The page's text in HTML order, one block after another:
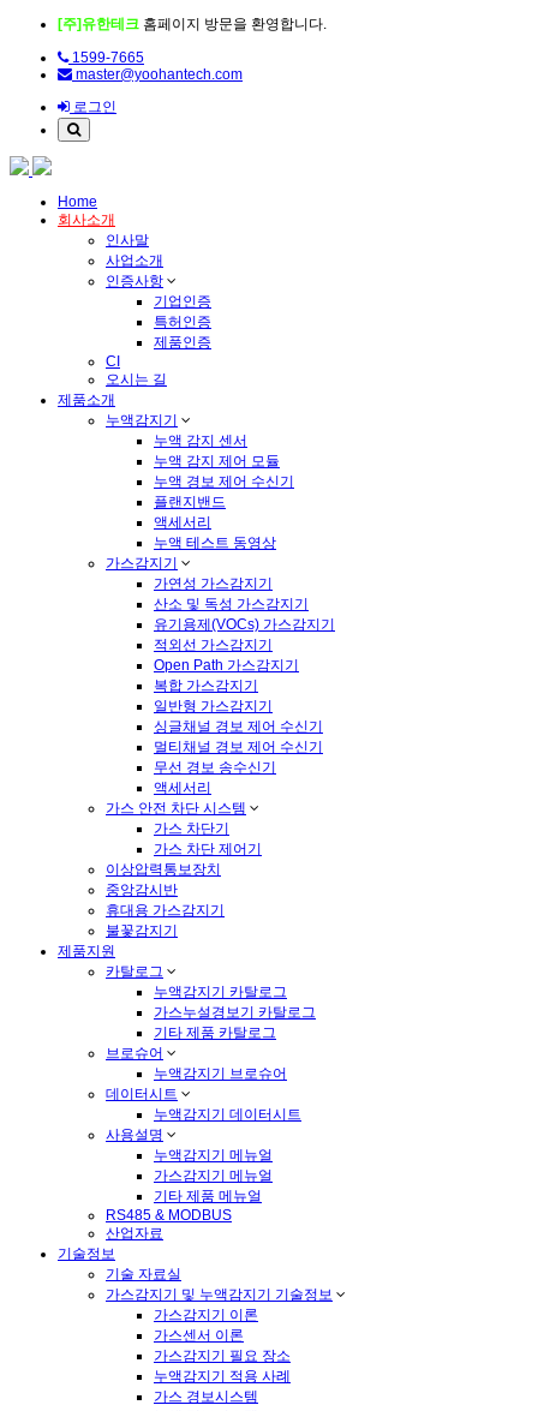
[주]유한테크 홈페이지 방문을 환영합니다.
1599-7665
master@yoohantech.com
로그인
Home
회사소개
인사말
사업소개
인증사항
기업인증
특허인증
제품인증
CI
오시는 길
제품소개
누액감지기
누액 감지 센서
누액 감지 제어 모듈
누액 경보 제어 수신기
플랜지밴드
액세서리
누액 테스트 동영상
가스감지기
가연성 가스감지기
산소 및 독성 가스감지기
유기용제(VOCs) 가스감지기
적외선 가스감지기
Open Path 가스감지기
복합 가스감지기
일반형 가스감지기
싱글채널 경보 제어 수신기
멀티채널 경보 제어 수신기
무선 경보 송수신기
액세서리
가스 안전 차단 시스템
가스 차단기
가스 차단 제어기
이상압력통보장치
중앙감시반
휴대용 가스감지기
불꽃감지기
제품지원
카탈로그
누액감지기 카탈로그
가스누설경보기 카탈로그
기타 제품 카탈로그
브로슈어
누액감지기 브로슈어
데이터시트
누액감지기 데이터시트
사용설명
누액감지기 메뉴얼
가스감지기 메뉴얼
기타 제품 메뉴얼
RS485 & MODBUS
산업자료
기술정보
기술 자료실
가스감지기 및 누액감지기 기술정보
가스감지기 이론
가스센서 이론
가스감지기 필요 장소
누액감지기 적용 사례
가스 경보시스템